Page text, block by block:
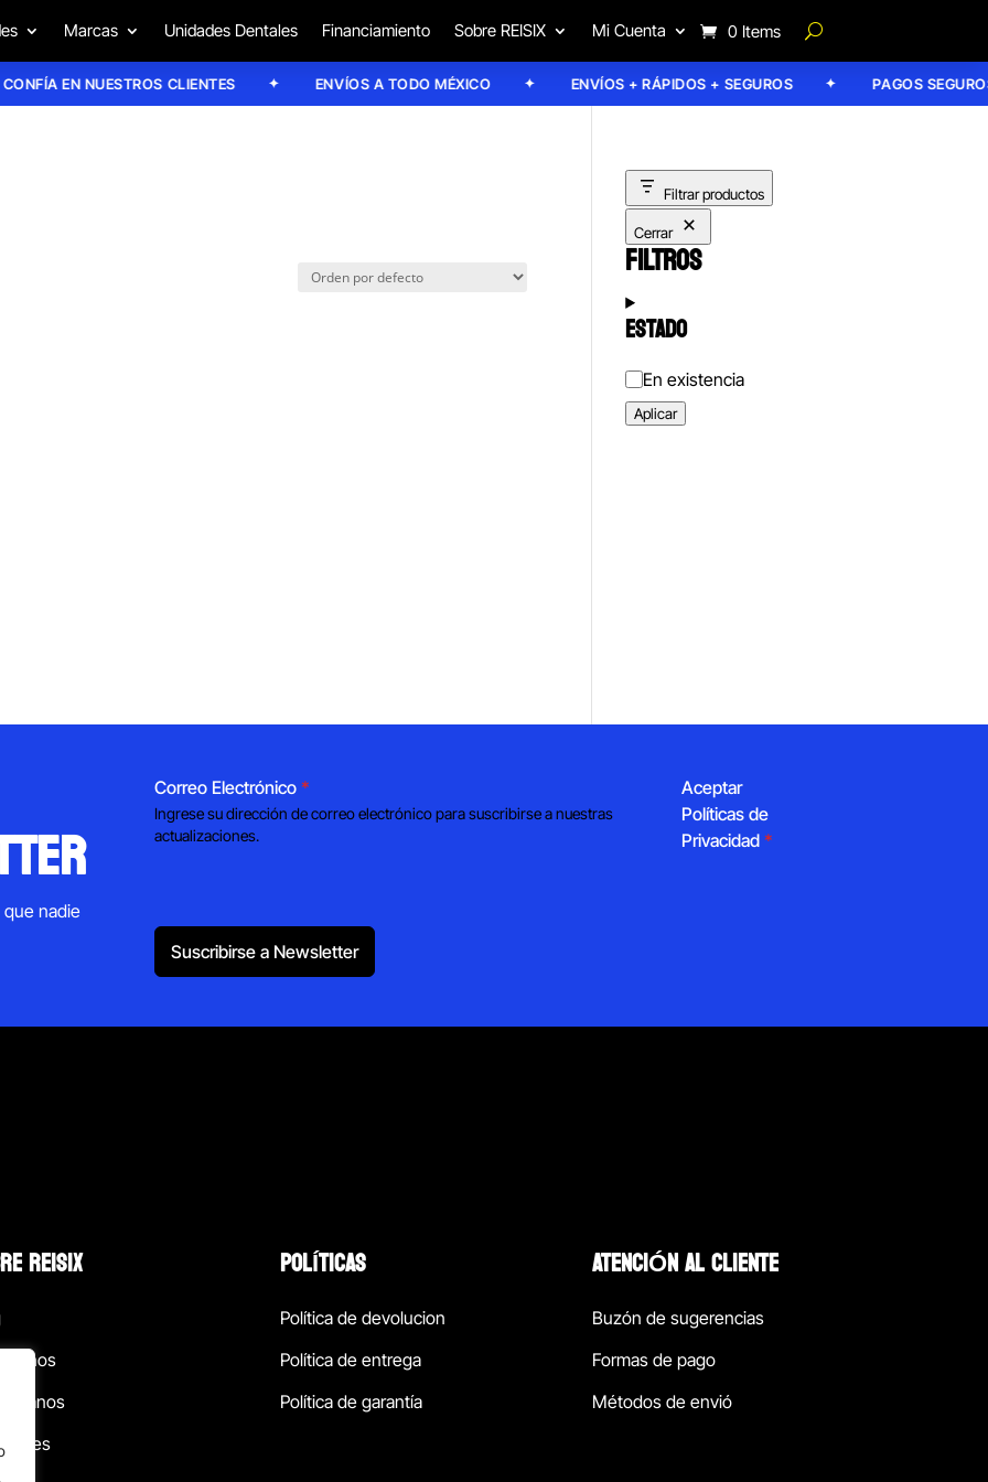
Marcas Unidades Dentales Financiamiento Sobre REISIX Mi Cuenta 0 Items
EN NUESTROS CLIENTES ENVÍOS A TODO MÉXICO ENVÍOS + RÁPIDOS + SEGUROS PAGOS SEGUROS
Filtrar productos
Cerrar
FILTROS
ESTADO
Estado
En existencia
Aplicar
nadie
Correo Electrónico *
Ingrese su dirección de correo electrónico para suscribirse a nuestras
actualizaciones.
Aceptar
Políticas de
Privacidad *
Suscribirse a Newsletter
REISIX POLÍTICAS
Política de devolucion
Política de entrega
Política de garantía
ATENCIÓN AL CLIENTE
Buzón de sugerencias
Formas de pago
Métodos de envió